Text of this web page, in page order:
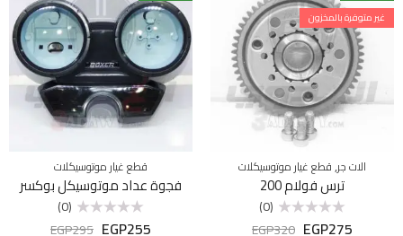
غير متوفرة بالمخزون
الات جر,قطع غيار موتوسيكلات
ترس فولام 200
التقييم
(0)
EGP275
EGP320
قطع غيار موتوسيكلات
فجوة عداد موتوسيكل بوكسر
التقييم
(0)
EGP255
EGP295